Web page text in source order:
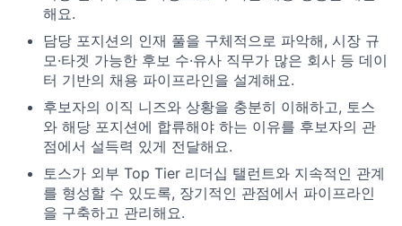
해요.
담당 포지션의 인재 풀을 구체적으로 파악해, 시장 규
모·타겟 가능한 후보 수·유사 직무가 많은 회사 등 데이
터 기반의 채용 파이프라인을 설계해요.
후보자의 이직 니즈와 상황을 충분히 이해하고, 토스
와 해당 포지션에 합류해야 하는 이유를 후보자의 관
점에서 설득력 있게 전달해요.
토스가 외부 Top Tier 리더십 탤런트와 지속적인 관계
를 형성할 수 있도록, 장기적인 관점에서 파이프라인
을 구축하고 관리해요.